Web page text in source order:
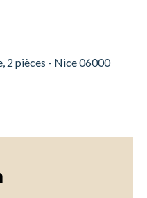
2 pièces - Nice 06000